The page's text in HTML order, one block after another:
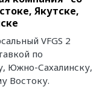
Якутске,
VFGS 2
по
Южно-Сахалинску,
Востоку.